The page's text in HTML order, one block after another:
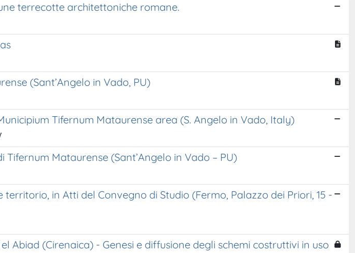
terrecotte architettoniche romane.
(Sant’Angelo in Vado, PU)
Tifernum Mataurense area (S. Angelo in Vado, Italy)
Mataurense (Sant’Angelo in Vado – PU)
in Atti del Convegno di Studio (Fermo, Palazzo dei Priori, 15 -
Abiad (Cirenaica) - Genesi e diffusione degli schemi costruttivi in uso